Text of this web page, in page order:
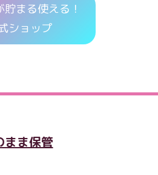
まる使える！
ショップ
まま保管